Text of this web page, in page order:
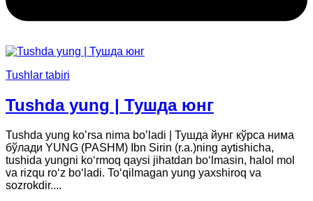
Tushlar tabiri
Tushda yung | Тушда юнг
Tushda yung ko’rsa nima bo’ladi | Тушда йунг кўрса нима
бўлади YUNG (PASHM) Ibn Sirin (r.a.)ning aytishicha,
tushida yungni ko‘rmoq qaysi jihatdan bo‘lmasin, halol mol
va rizqu ro‘z bo‘ladi. To‘qilmagan yung yaxshiroq va
sozrokdir....